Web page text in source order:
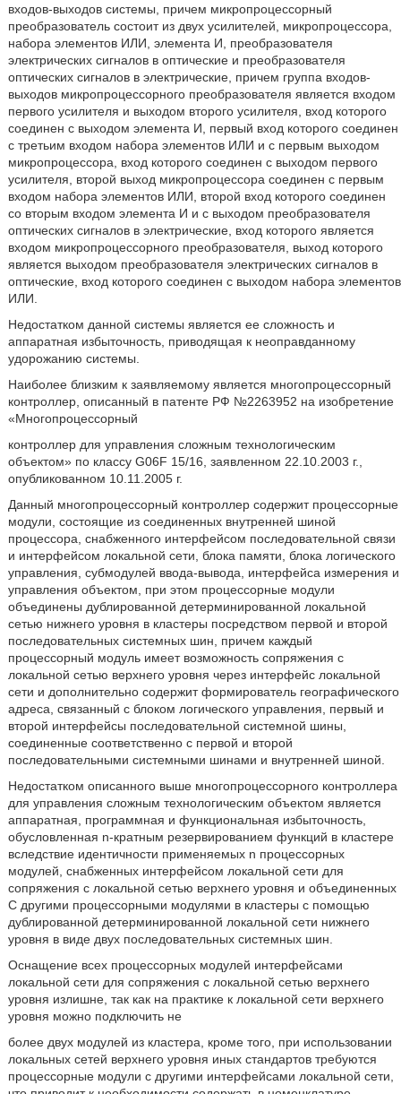
входов-выходов системы, причем микропроцессорный
преобразователь состоит из двух усилителей, микропроцессора,
набора элементов ИЛИ, элемента И, преобразователя
электрических сигналов в оптические и преобразователя
оптических сигналов в электрические, причем группа входов-
выходов микропроцессорного преобразователя является входом
первого усилителя и выходом второго усилителя, вход которого
соединен с выходом элемента И, первый вход которого соединен
с третьим входом набора элементов ИЛИ и с первым выходом
микропроцессора, вход которого соединен с выходом первого
усилителя, второй выход микропроцессора соединен с первым
входом набора элементов ИЛИ, второй вход которого соединен
со вторым входом элемента И и с выходом преобразователя
оптических сигналов в электрические, вход которого является
входом микропроцессорного преобразователя, выход которого
является выходом преобразователя электрических сигналов в
оптические, вход которого соединен с выходом набора элементов
ИЛИ.
Недостатком данной системы является ее сложность и
аппаратная избыточность, приводящая к неоправданному
удорожанию системы.
Наиболее близким к заявляемому является многопроцессорный
контроллер, описанный в патенте РФ №2263952 на изобретение
«Многопроцессорный
контроллер для управления сложным технологическим
объектом» по классу G06F 15/16, заявленном 22.10.2003 г.,
опубликованном 10.11.2005 г.
Данный многопроцессорный контроллер содержит процессорные
модули, состоящие из соединенных внутренней шиной
процессора, снабженного интерфейсом последовательной связи
и интерфейсом локальной сети, блока памяти, блока логического
управления, субмодулей ввода-вывода, интерфейса измерения и
управления объектом, при этом процессорные модули
объединены дублированной детерминированной локальной
сетью нижнего уровня в кластеры посредством первой и второй
последовательных системных шин, причем каждый
процессорный модуль имеет возможность сопряжения с
локальной сетью верхнего уровня через интерфейс локальной
сети и дополнительно содержит формирователь географического
адреса, связанный с блоком логического управления, первый и
второй интерфейсы последовательной системной шины,
соединенные соответственно с первой и второй
последовательными системными шинами и внутренней шиной.
Недостатком описанного выше многопроцессорного контроллера
для управления сложным технологическим объектом является
аппаратная, программная и функциональная избыточность,
обусловленная n-кратным резервированием функций в кластере
вследствие идентичности применяемых n процессорных
модулей, снабженных интерфейсом локальной сети для
сопряжения с локальной сетью верхнего уровня и объединенных
С другими процессорными модулями в кластеры с помощью
дублированной детерминированной локальной сети нижнего
уровня в виде двух последовательных системных шин.
Оснащение всех процессорных модулей интерфейсами
локальной сети для сопряжения с локальной сетью верхнего
уровня излишне, так как на практике к локальной сети верхнего
уровня можно подключить не
более двух модулей из кластера, кроме того, при использовании
локальных сетей верхнего уровня иных стандартов требуются
процессорные модули с другими интерфейсами локальной сети,